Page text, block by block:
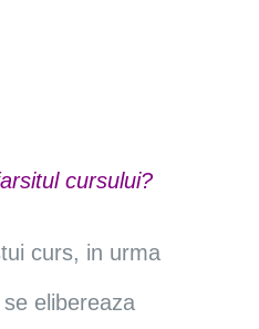
cursului?
curs, in urma
elibereaza